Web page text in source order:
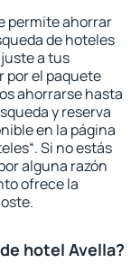
permite ahorrar
de hoteles
a tus
por el paquete
ahorrarse hasta
y reserva
en la página
Si no estás
alguna razón
ofrece la
hotel Avella?